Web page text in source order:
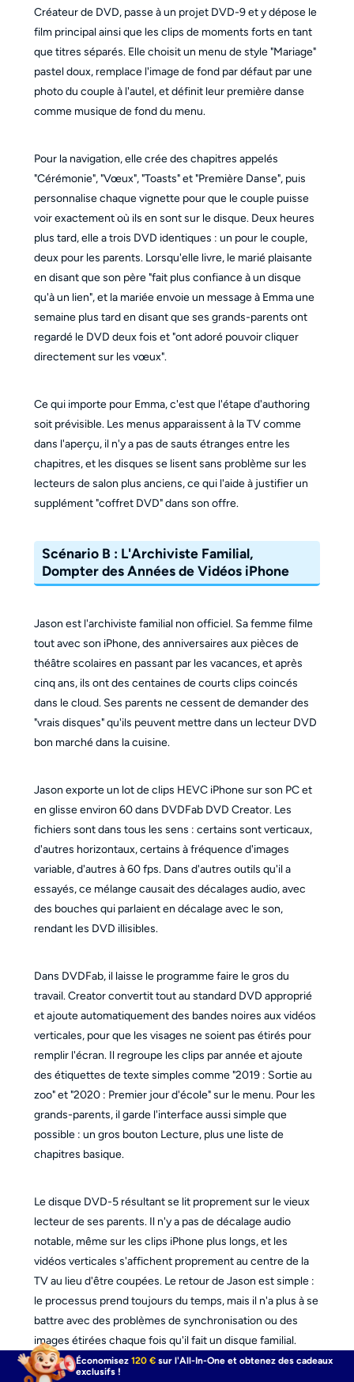
Créateur de DVD, passe à un projet DVD-9 et y dépose le
film principal ainsi que les clips de moments forts en tant
que titres séparés. Elle choisit un menu de style "Mariage"
pastel doux, remplace l'image de fond par défaut par une
photo du couple à l'autel, et définit leur première danse
comme musique de fond du menu.
Pour la navigation, elle crée des chapitres appelés
"Cérémonie", "Vœux", "Toasts" et "Première Danse", puis
personnalise chaque vignette pour que le couple puisse
voir exactement où ils en sont sur le disque. Deux heures
plus tard, elle a trois DVD identiques : un pour le couple,
deux pour les parents. Lorsqu'elle livre, le marié plaisante
en disant que son père "fait plus confiance à un disque
qu'à un lien", et la mariée envoie un message à Emma une
semaine plus tard en disant que ses grands-parents ont
regardé le DVD deux fois et "ont adoré pouvoir cliquer
directement sur les vœux".
Ce qui importe pour Emma, c'est que l'étape d'authoring
soit prévisible. Les menus apparaissent à la TV comme
dans l'aperçu, il n'y a pas de sauts étranges entre les
chapitres, et les disques se lisent sans problème sur les
lecteurs de salon plus anciens, ce qui l'aide à justifier un
supplément "coffret DVD" dans son offre.
Scénario B : L'Archiviste Familial,
Dompter des Années de Vidéos iPhone
Jason est l'archiviste familial non officiel. Sa femme filme
tout avec son iPhone, des anniversaires aux pièces de
théâtre scolaires en passant par les vacances, et après
cinq ans, ils ont des centaines de courts clips coincés
dans le cloud. Ses parents ne cessent de demander des
"vrais disques" qu'ils peuvent mettre dans un lecteur DVD
bon marché dans la cuisine.
Jason exporte un lot de clips HEVC iPhone sur son PC et
en glisse environ 60 dans DVDFab DVD Creator. Les
fichiers sont dans tous les sens : certains sont verticaux,
d'autres horizontaux, certains à fréquence d'images
variable, d'autres à 60 fps. Dans d'autres outils qu'il a
essayés, ce mélange causait des décalages audio, avec
des bouches qui parlaient en décalage avec le son,
rendant les DVD illisibles.
Dans DVDFab, il laisse le programme faire le gros du
travail. Creator convertit tout au standard DVD approprié
et ajoute automatiquement des bandes noires aux vidéos
verticales, pour que les visages ne soient pas étirés pour
remplir l'écran. Il regroupe les clips par année et ajoute
des étiquettes de texte simples comme "2019 : Sortie au
zoo" et "2020 : Premier jour d'école" sur le menu. Pour les
grands-parents, il garde l'interface aussi simple que
possible : un gros bouton Lecture, plus une liste de
chapitres basique.
Le disque DVD-5 résultant se lit proprement sur le vieux
lecteur de ses parents. Il n'y a pas de décalage audio
notable, même sur les clips iPhone plus longs, et les
vidéos verticales s'affichent proprement au centre de la
TV au lieu d'être coupées. Le retour de Jason est simple :
le processus prend toujours du temps, mais il n'a plus à se
battre avec des problèmes de synchronisation ou des
images étirées chaque fois qu'il fait un disque familial.
Économisez120 € sur l'All-In-One et obtenez des cadeaux
exclusifs !